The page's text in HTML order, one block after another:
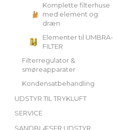
Komplette filterhuse
med element og
dræn
Elementer til UMBRA-
FILTER
Filterregulator &
smøreapparater
Kondensatbehandling
UDSTYR TIL TRYKLUFT
SERVICE
SANDBLÆSER UDSTYR